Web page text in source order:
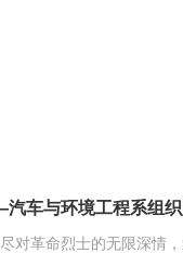
车与环境工程系组
对革命烈士的无限深情